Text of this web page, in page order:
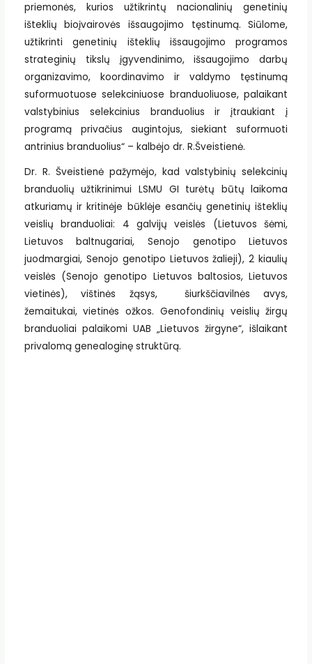
priemonės, kurios užtikrintų nacionalinių genetinių
išteklių bioįvairovės išsaugojimo tęstinumą. Siūlome,
užtikrinti genetinių išteklių išsaugojimo programos
strateginių tikslų įgyvendinimo, išsaugojimo darbų
organizavimo, koordinavimo ir valdymo tęstinumą
suformuotuose selekciniuose branduoliuose, palaikant
valstybinius selekcinius branduolius ir įtraukiant į
programą privačius augintojus, siekiant suformuoti
antrinius branduolius“ – kalbėjo dr. R.Šveistienė.
Dr. R. Šveistienė pažymėjo, kad valstybinių selekcinių
branduolių užtikrinimui LSMU GI turėtų būtų laikoma
atkuriamų ir kritinėje būklėje esančių genetinių išteklių
veislių branduoliai: 4 galvijų veislės (Lietuvos šėmi,
Lietuvos baltnugariai, Senojo genotipo Lietuvos
juodmargiai, Senojo genotipo Lietuvos žalieji), 2 kiaulių
veislės (Senojo genotipo Lietuvos baltosios, Lietuvos
vietinės), vištinės žąsys, šiurkščiavilnės avys,
žemaitukai, vietinės ožkos. Genofondinių veislių žirgų
branduoliai palaikomi UAB „Lietuvos žirgyne“, išlaikant
privalomą genealoginę struktūrą.